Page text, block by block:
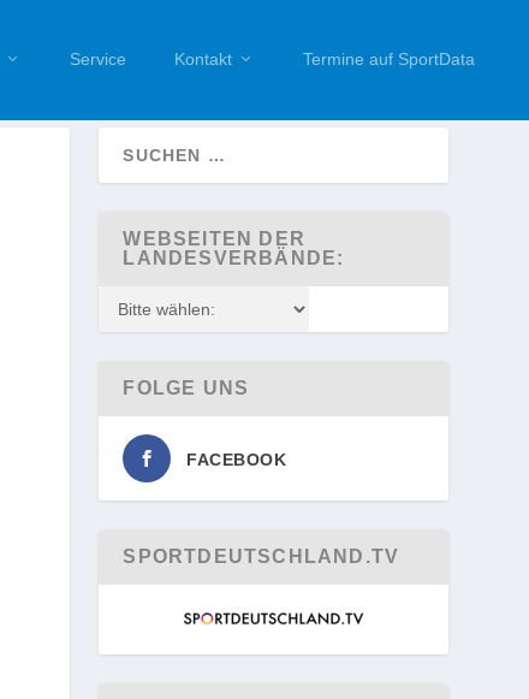
Service Kontakt Termine auf SportData
WEBSEITEN DER
LANDESVERBÄNDE:
FOLGE UNS
FACEBOOK
SPORTDEUTSCHLAND.TV